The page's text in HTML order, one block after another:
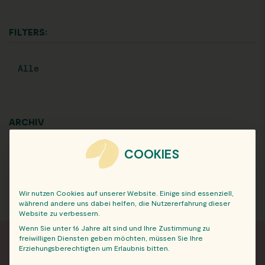
FILTERS:
Alle
ARCHIV
COOKIES
Wir nutzen Cookies auf unserer Website. Einige sind essenziell,
während andere uns dabei helfen, die Nutzererfahrung dieser
Website zu verbessern.
Wenn Sie unter 16 Jahre alt sind und Ihre Zustimmung zu
freiwilligen Diensten geben möchten, müssen Sie Ihre
Erziehungsberechtigten um Erlaubnis bitten.